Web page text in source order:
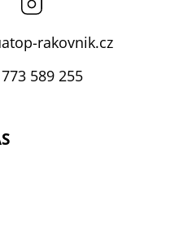
rakovnik.cz
589 255